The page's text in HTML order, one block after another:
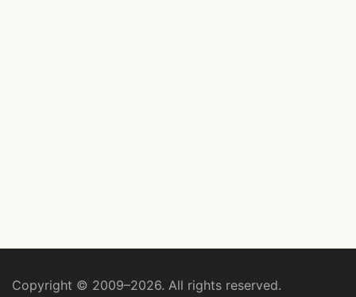
Copyright © 2009–2026. All rights reserved.